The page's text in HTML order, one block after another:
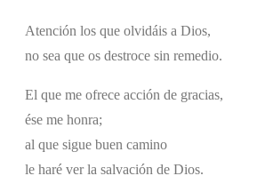
Atención los que olvidáis a Dios,
no sea que os destroce sin remedio.
El que me ofrece acción de gracias,
ése me honra;
al que sigue buen camino
le haré ver la salvación de Dios.